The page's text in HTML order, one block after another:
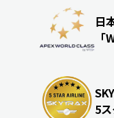
日
5